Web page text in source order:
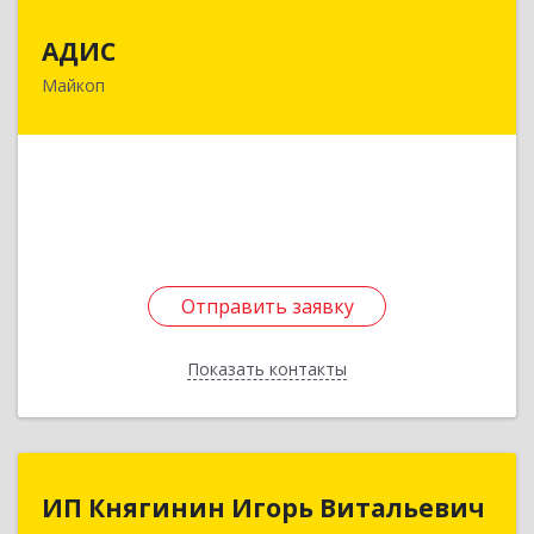
АДИС
Майкоп
Отправить заявку
Показать контакты
Отправить заявку
Назад
ИП Княгинин Игорь Витальевич